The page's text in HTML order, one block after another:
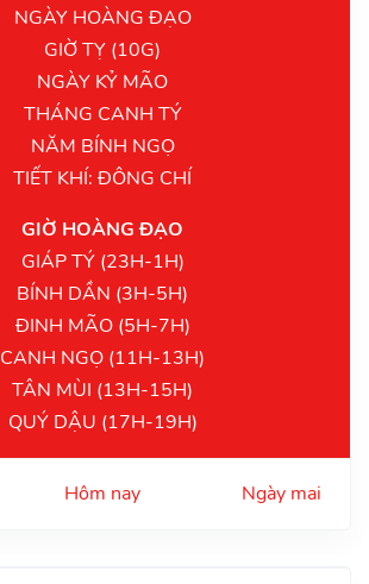
NGÀY HOÀNG ĐẠO
GIỜ TỴ (10G)
NGÀY KỶ MÃO
THÁNG CANH TÝ
NĂM BÍNH NGỌ
TIẾT KHÍ: ĐÔNG CHÍ
GIỜ HOÀNG ĐẠO
GIÁP TÝ (23H-1H)
BÍNH DẦN (3H-5H)
ĐINH MÃO (5H-7H)
CANH NGỌ (11H-13H)
TÂN MÙI (13H-15H)
QUÝ DẬU (17H-19H)
Hôm nay Ngày mai